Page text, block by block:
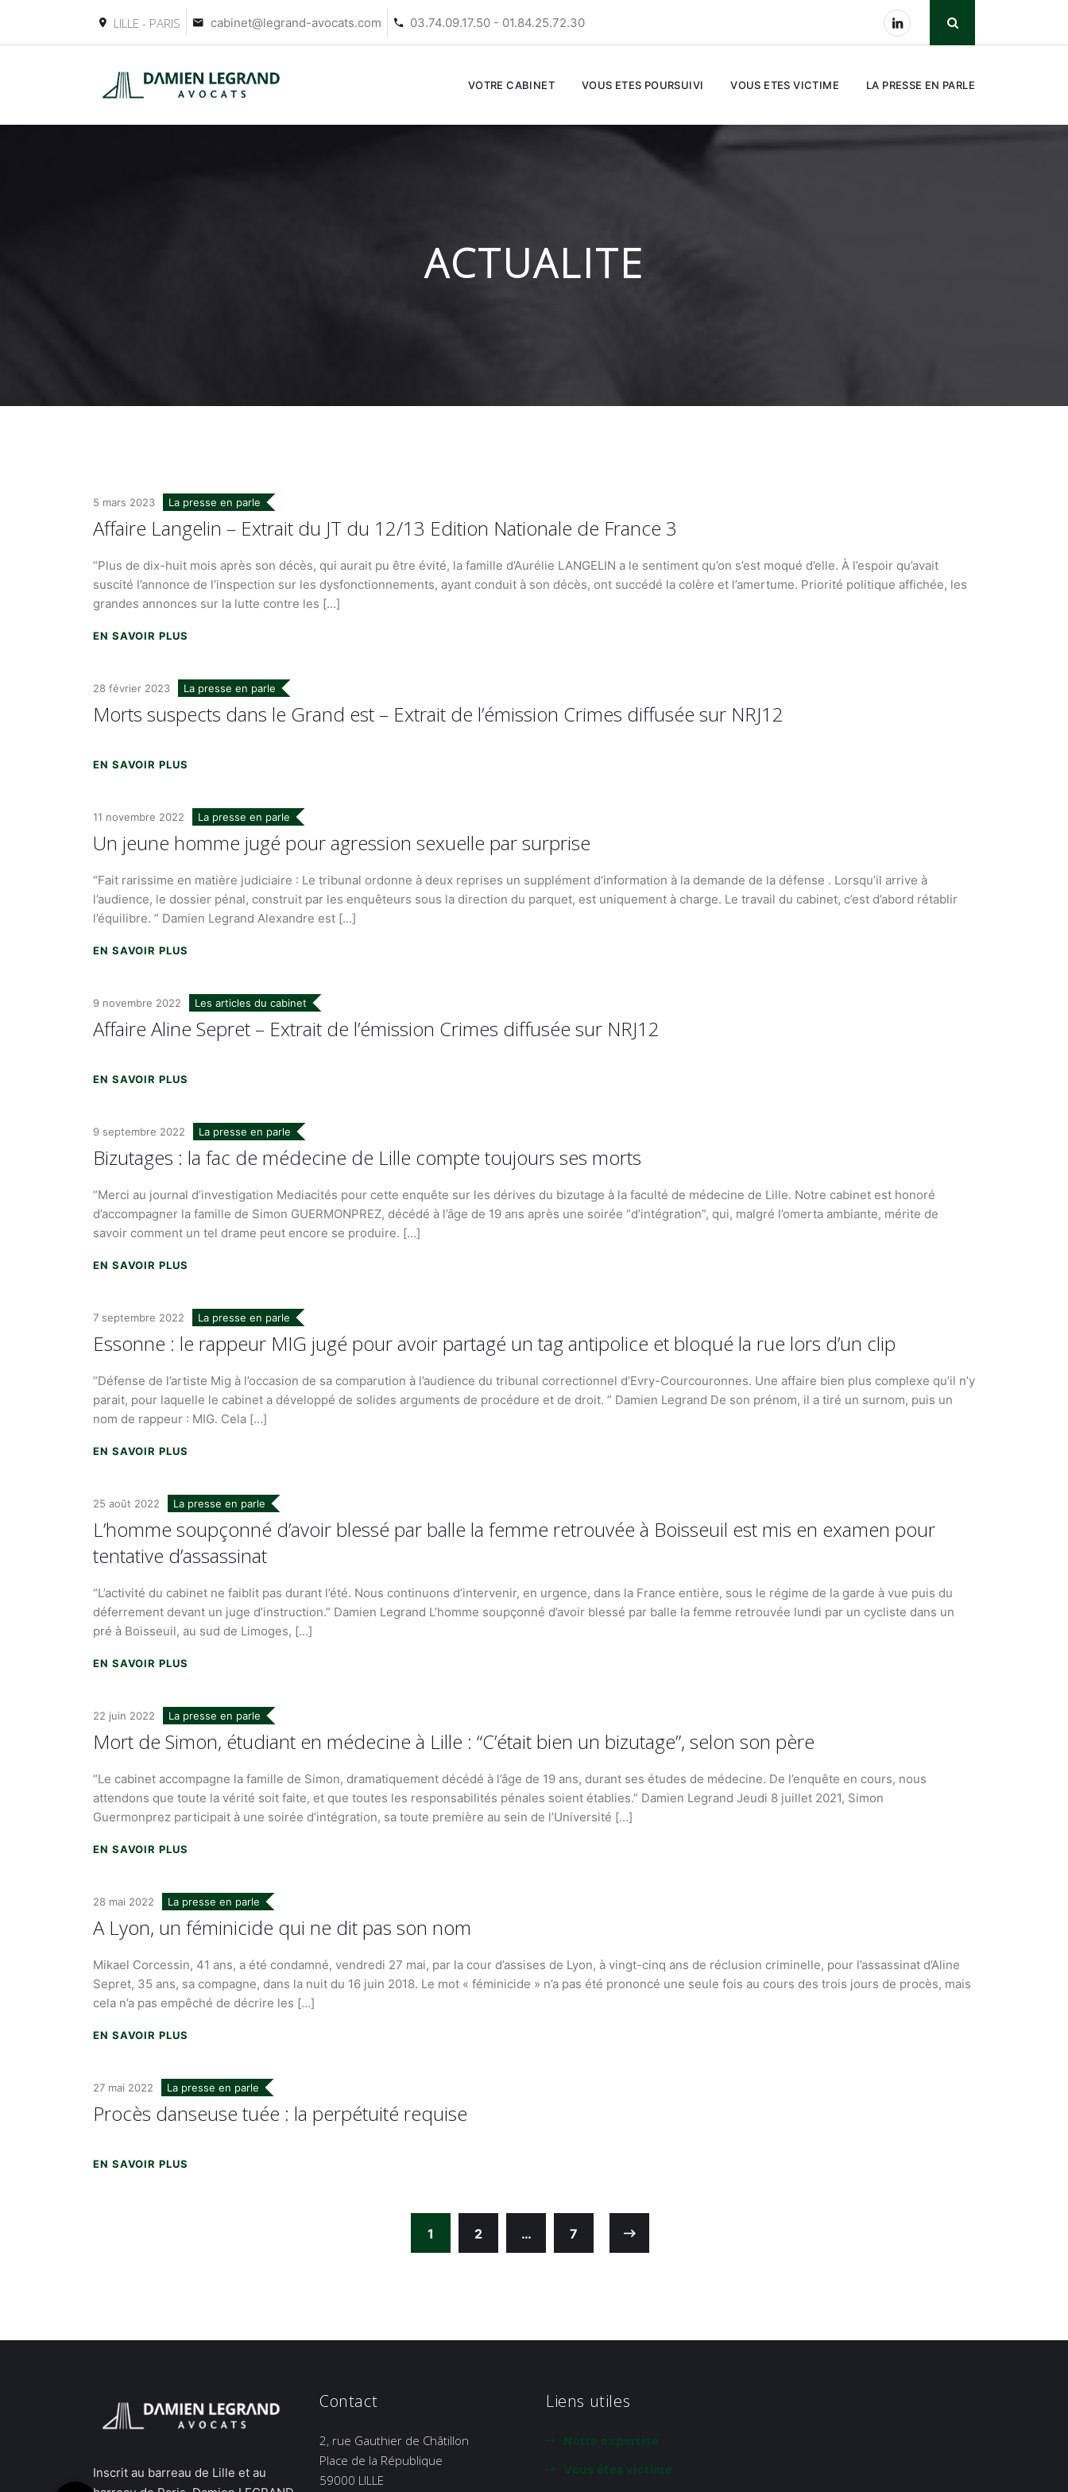
LILLE - PARIS cabinet@legrand-avocats.com 03.74.09.17.50 - 01.84.25.72.30
VOTRE CABINET VOUS ETES POURSUIVI VOUS ETES VICTIME LA PRESSE EN PARLE
ACTUALITE
5 mars 2023 La presse en parle
Affaire Langelin – Extrait du JT du 12/13 Edition Nationale de France 3
“Plus de dix-huit mois après son décès, qui aurait pu être évité, la famille d’Aurélie LANGELIN a le sentiment qu’on s’est moqué d’elle. À l’espoir qu’avait
suscité l’annonce de l’inspection sur les dysfonctionnements, ayant conduit à son décès, ont succédé la colère et l’amertume. Priorité politique affichée, les
grandes annonces sur la lutte contre les […]
EN SAVOIR PLUS
28 février 2023 La presse en parle
Morts suspects dans le Grand est – Extrait de l’émission Crimes diffusée sur NRJ12
EN SAVOIR PLUS
11 novembre 2022 La presse en parle
Un jeune homme jugé pour agression sexuelle par surprise
“Fait rarissime en matière judiciaire : Le tribunal ordonne à deux reprises un supplément d’information à la demande de la défense . Lorsqu’il arrive à
l’audience, le dossier pénal, construit par les enquêteurs sous la direction du parquet, est uniquement à charge. Le travail du cabinet, c’est d’abord rétablir
l’équilibre. ” Damien Legrand Alexandre est […]
EN SAVOIR PLUS
9 novembre 2022 Les articles du cabinet
Affaire Aline Sepret – Extrait de l’émission Crimes diffusée sur NRJ12
EN SAVOIR PLUS
9 septembre 2022 La presse en parle
Bizutages : la fac de médecine de Lille compte toujours ses morts
“Merci au journal d’investigation Mediacités pour cette enquête sur les dérives du bizutage à la faculté de médecine de Lille. Notre cabinet est honoré
d’accompagner la famille de Simon GUERMONPREZ, décédé à l’âge de 19 ans après une soirée “d’intégration”, qui, malgré l’omerta ambiante, mérite de
savoir comment un tel drame peut encore se produire. […]
EN SAVOIR PLUS
7 septembre 2022 La presse en parle
Essonne : le rappeur MIG jugé pour avoir partagé un tag antipolice et bloqué la rue lors d’un clip
“Défense de l’artiste Mig à l’occasion de sa comparution à l’audience du tribunal correctionnel d’Evry-Courcouronnes. Une affaire bien plus complexe qu’il n’y
parait, pour laquelle le cabinet a développé de solides arguments de procédure et de droit. ” Damien Legrand De son prénom, il a tiré un surnom, puis un
nom de rappeur : MIG. Cela […]
EN SAVOIR PLUS
25 août 2022 La presse en parle
L’homme soupçonné d’avoir blessé par balle la femme retrouvée à Boisseuil est mis en examen pour
tentative d’assassinat
“L’activité du cabinet ne faiblit pas durant l’été. Nous continuons d’intervenir, en urgence, dans la France entière, sous le régime de la garde à vue puis du
déferrement devant un juge d’instruction.” Damien Legrand L’homme soupçonné d’avoir blessé par balle la femme retrouvée lundi par un cycliste dans un
pré à Boisseuil, au sud de Limoges, […]
EN SAVOIR PLUS
22 juin 2022 La presse en parle
Mort de Simon, étudiant en médecine à Lille : “C’était bien un bizutage”, selon son père
“Le cabinet accompagne la famille de Simon, dramatiquement décédé à l’âge de 19 ans, durant ses études de médecine. De l’enquête en cours, nous
attendons que toute la vérité soit faite, et que toutes les responsabilités pénales soient établies.” Damien Legrand Jeudi 8 juillet 2021, Simon
Guermonprez participait à une soirée d’intégration, sa toute première au sein de l’Université […]
EN SAVOIR PLUS
28 mai 2022 La presse en parle
A Lyon, un féminicide qui ne dit pas son nom
Mikael Corcessin, 41 ans, a été condamné, vendredi 27 mai, par la cour d’assises de Lyon, à vingt-cinq ans de réclusion criminelle, pour l’assassinat d’Aline
Sepret, 35 ans, sa compagne, dans la nuit du 16 juin 2018. Le mot « féminicide » n’a pas été prononcé une seule fois au cours des trois jours de procès, mais
cela n’a pas empêché de décrire les […]
EN SAVOIR PLUS
27 mai 2022 La presse en parle
Procès danseuse tuée : la perpétuité requise
EN SAVOIR PLUS
1 2 … 7
Inscrit au barreau de Lille et au
Contact
2, rue Gauthier de Châtillon
Place de la République
59000 LILLE
Liens utiles
Notre expertise
Vous êtes victime